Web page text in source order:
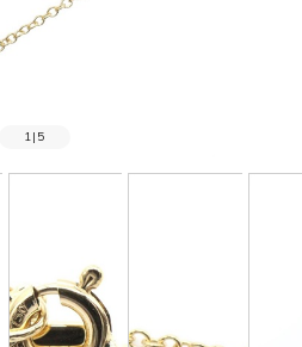
1 | 5